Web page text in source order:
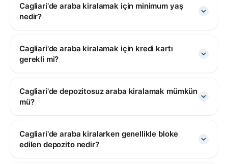
Cagliari'de araba kiralamak için minimum yaş
nedir?
Cagliari'de araba kiralamak için kredi kartı
gerekli mi?
Cagliari'de depozitosuz araba kiralamak mümkün
mü?
Cagliari'de araba kiralarken genellikle bloke
edilen depozito nedir?